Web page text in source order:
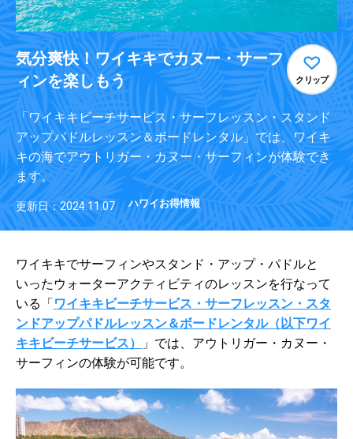
気分爽快！ワイキキでカヌー・サーフ
ィンを楽しもう
クリップ
「ワイキキビーチサービス・サーフレッスン・スタンド
アップパドルレッスン＆ボードレンタル」では、ワイキ
キの海でアウトリガー・カヌー・サーフィンが体験でき
ます。
更新日：2024.11.07 ハワイお得情報
ワイキキでサーフィンやスタンド・アップ・パドルと
いったウォーターアクティビティのレッスンを行なって
いる「ワイキキビーチサービス・サーフレッスン・スタ
ンドアップパドルレッスン＆ボードレンタル（以下ワイ
キキビーチサービス）
」では、アウトリガー・カヌー・
サーフィンの体験が可能です。